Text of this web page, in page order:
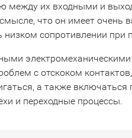
между их входными и
что он имеет очень
сопротивлении при
электромеханическими
с отскоком
а также
и переходные процессы.